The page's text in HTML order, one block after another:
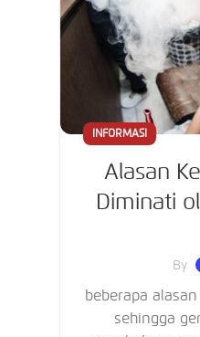
INFORMASI
Alasan
Diminati
By
beberapa
sehingga